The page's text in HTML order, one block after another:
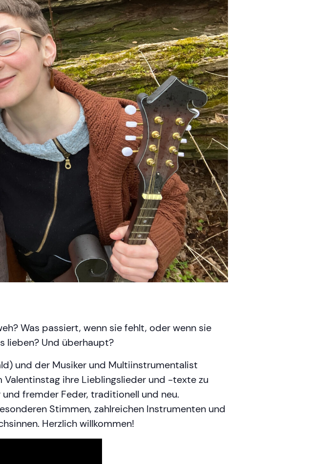
Was passiert, wenn sie fehlt, oder wenn sie
lieben? Und überhaupt?
und der Musiker und Multiinstrumentalist
Valentinstag ihre Lieblingslieder und -texte zu
fremder Feder, traditionell und neu.
Stimmen, zahlreichen Instrumenten und
Herzlich willkommen!